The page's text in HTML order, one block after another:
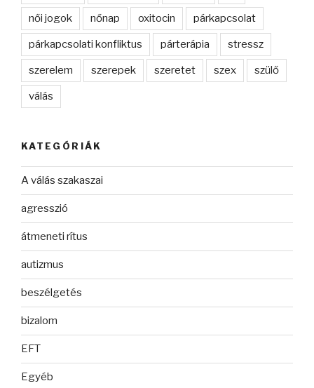
női jogok nőnap oxitocin párkapcsolat
párkapcsolati konfliktus párterápia stressz
szerelem szerepek szeretet szex szülő
válás
KATEGÓRIÁK
A válás szakaszai
agresszió
átmeneti rítus
autizmus
beszélgetés
bizalom
EFT
Egyéb